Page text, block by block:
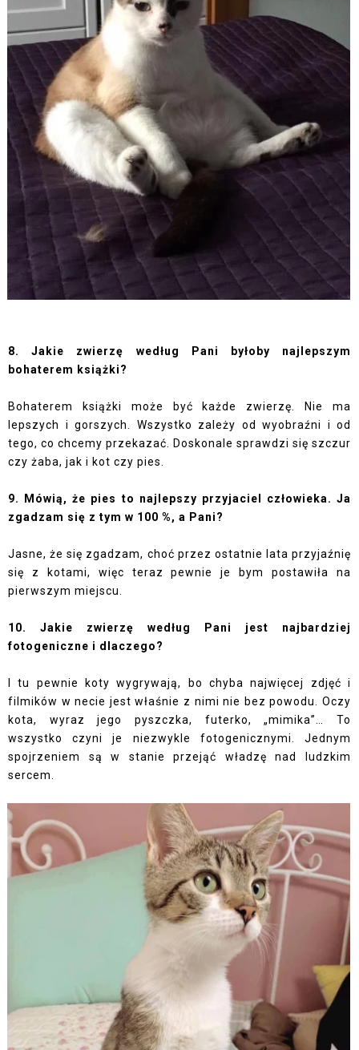
8. Jakie zwierzę według Pani byłoby najlepszym
bohaterem książki?
Bohaterem książki może być każde zwierzę. Nie ma
lepszych i gorszych. Wszystko zależy od wyobraźni i od
tego, co chcemy przekazać. Doskonale sprawdzi się szczur
czy żaba, jak i kot czy pies.
9. Mówią, że pies to najlepszy przyjaciel człowieka. Ja
zgadzam się z tym w 100 %, a Pani?
Jasne, że się zgadzam, choć przez ostatnie lata przyjaźnię
się z kotami, więc teraz pewnie je bym postawiła na
pierwszym miejscu.
10. Jakie zwierzę według Pani jest najbardziej
fotogeniczne i dlaczego?
I tu pewnie koty wygrywają, bo chyba najwięcej zdjęć i
filmików w necie jest właśnie z nimi nie bez powodu. Oczy
kota, wyraz jego pyszczka, futerko, „mimika”… To
wszystko czyni je niezwykle fotogenicznymi. Jednym
spojrzeniem są w stanie przejąć władzę nad ludzkim
sercem.